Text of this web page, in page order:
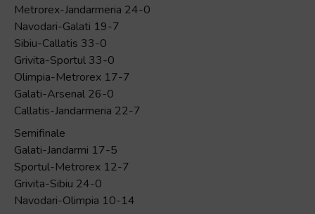
Metrorex-Jandarmeria 24-0
Navodari-Galati 19-7
Sibiu-Callatis 33-0
Grivita-Sportul 33-0
Olimpia-Metrorex 17-7
Galati-Arsenal 26-0
Callatis-Jandarmeria 22-7
Semifinale
Galati-Jandarmi 17-5
Sportul-Metrorex 12-7
Grivita-Sibiu 24-0
Navodari-Olimpia 10-14